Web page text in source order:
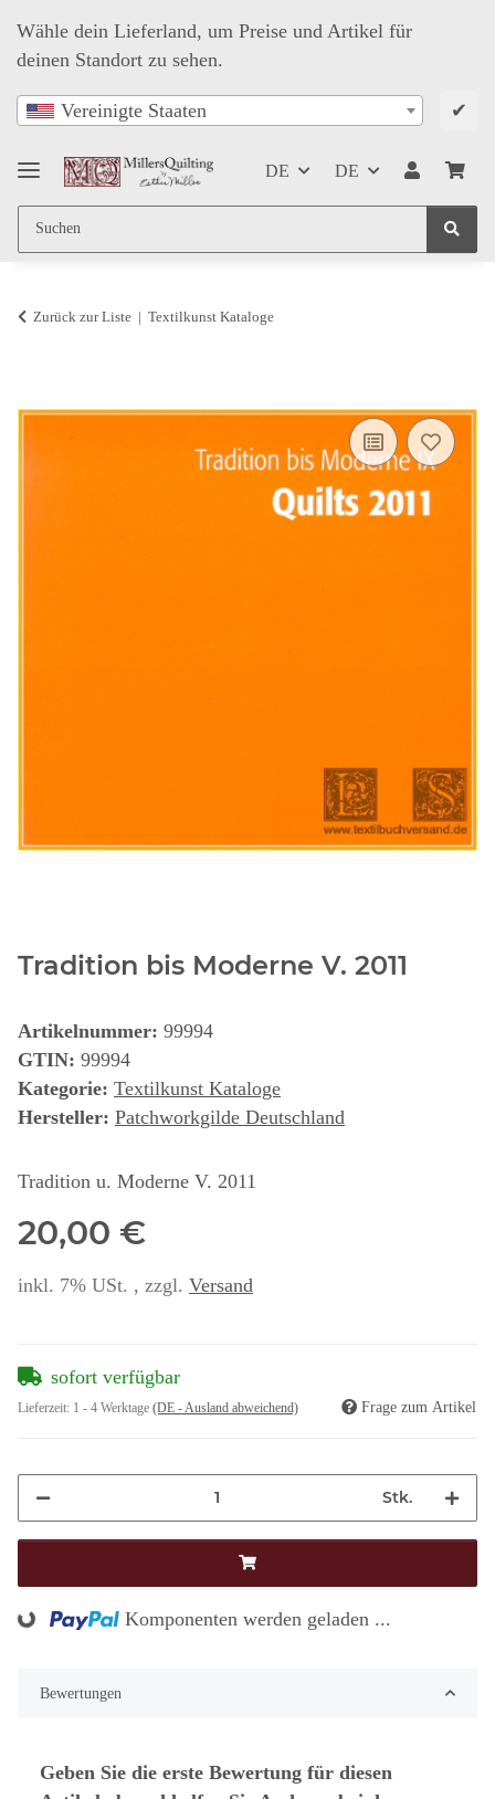
Wähle dein Lieferland, um Preise und Artikel für
deinen Standort zu sehen.
Vereinigte Staaten ✔
DE DE
Zurück zur Liste Textilkunst Kataloge
Tradition bis Moderne V. 2011
Artikelnummer: 99994
GTIN: 99994
Kategorie: Textilkunst Kataloge
Hersteller: Patchworkgilde Deutschland
Tradition u. Moderne V. 2011
20,00 €
inkl. 7% USt. , zzgl. Versand
sofort verfügbar
Lieferzeit: 1 - 4 Werktage (DE - Ausland abweichend) Frage zum Artikel
Stk.
Loading... Komponenten werden geladen ...
Bewertungen
Geben Sie die erste Bewertung für diesen